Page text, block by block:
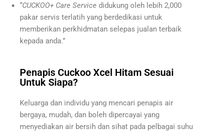
“CUCKOO+ Care Service didukung oleh lebih 2,000
pakar servis terlatih yang berdedikasi untuk
memberikan perkhidmatan selepas jualan terbaik
kepada anda.”
Penapis Cuckoo Xcel Hitam Sesuai
Untuk Siapa?
Keluarga dan individu yang mencari penapis air
bergaya, mudah, dan boleh dipercayai yang
menyediakan air bersih dan sihat pada pelbagai suhu